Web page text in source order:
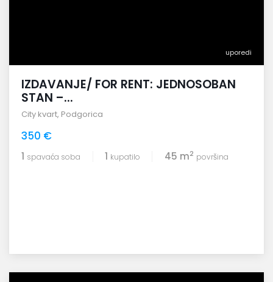
uporedi
IZDAVANJE/ FOR RENT: JEDNOSOBAN
STAN –...
City kvart, Podgorica
350 €
1 spavaća soba 1 kupatilo 45 m2 površina